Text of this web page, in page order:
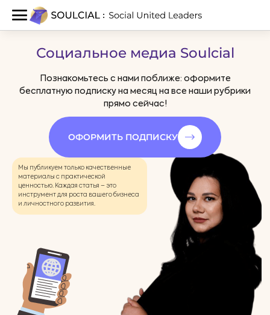
Социальное медиа Soulcial
Познакомьтесь с нами поближе: оформите
бесплатную подписку на месяц на все наши рубрики
прямо сейчас!
ОФОРМИТЬ ПОДПИСКУ
Мы публикуем только качественные
материалы с практической
ценностью. Каждая статья – это
инструмент для роста вашего бизнеса
и личностного развития.